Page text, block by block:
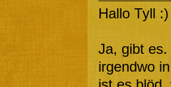
Hallo Tyll :)
Ja, gibt
irgendwo